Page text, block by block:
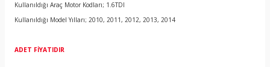
Kullanıldığı Araç Motor Kodları; 1.6TDI
Kullanıldığı Model Yılları; 2010, 2011, 2012, 2013, 2014
ADET FİYATIDIR